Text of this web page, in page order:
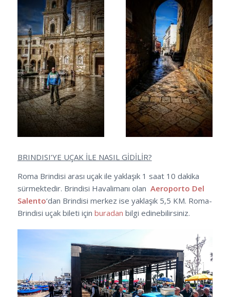
BRINDISI’YE UÇAK İLE NASIL GİDİLİR?
Roma Brindisi arası uçak ile yaklaşık 1 saat 10 dakika
sürmektedir. Brindisi Havalimanı olan Aeroporto Del
Salento‘dan Brindisi merkez ise yaklaşık 5,5 KM. Roma-
Brindisi uçak bileti için buradan bilgi edinebilirsiniz.